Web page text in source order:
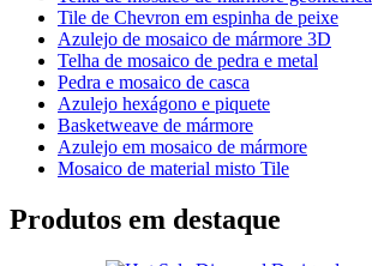
Tile de Chevron em espinha de peixe
Azulejo de mosaico de mármore 3D
Telha de mosaico de pedra e metal
Pedra e mosaico de casca
Azulejo hexágono e piquete
Basketweave de mármore
Azulejo em mosaico de mármore
Mosaico de material misto Tile
Produtos em destaque